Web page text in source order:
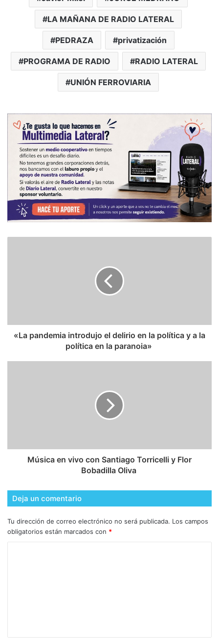
LA MAÑANA DE RADIO LATERAL
PEDRAZA privatización
PROGRAMA DE RADIO RADIO LATERAL
UNIÓN FERROVIARIA
​«La pandemia introdujo el delirio en la política y a la
política en la paranoia»
​Música en vivo con Santiago Torricelli y Flor
Bobadilla Oliva
Deja un comentario
Tu dirección de correo electrónico no será publicada. Los campos
obligatorios están marcados con *